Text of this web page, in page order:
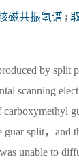
磁共振氢谱 ;
by split
scanning
split，and
unable to